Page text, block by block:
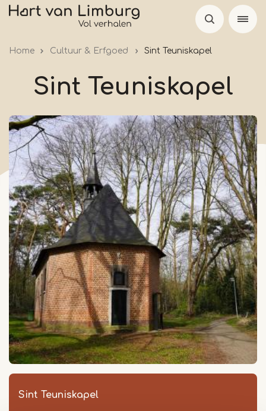
Overslaan
Home Cultuur & Erfgoed Sint Teuniskapel
Sint Teuniskapel
Sint Teuniskapel